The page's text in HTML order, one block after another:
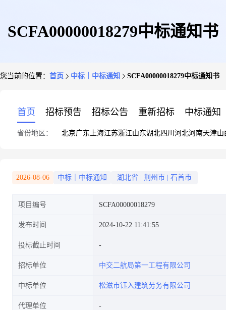
SCFA00000018279中标通知书
您当前的位置： 首页 中标｜中标通知 SCFA00000018279中标通知书
首页 招标预告 招标公告 重新招标 中标通知
省份地区： 北京广东 上海江苏浙江山东湖北四川 河北河南天津山
2026-08-06 中标｜中标通知 湖北省 荆州市 石首市
项目编号 SCFA00000018279
发布时间 2024-10-22 11:41:55
投标截止时间
招标单位 中交二航局第一工程有限公司
中标单位 松滋市钰入建筑劳务有限公司
代理单位